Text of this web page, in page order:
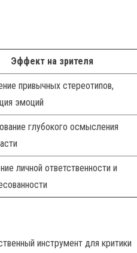
Эффект на зрителя
привычных стереотипов,
эмоций
глубокого осмысления
личной ответственности и
инструмент для критики